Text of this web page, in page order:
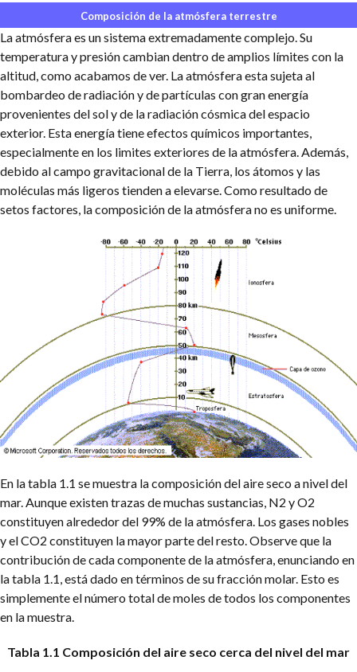
Composición de la atmósfera terrestre
La atmósfera es un sistema extremadamente complejo. Su
temperatura y presión cambian dentro de amplios límites con la
altitud, como acabamos de ver. La atmósfera esta sujeta al
bombardeo de radiación y de partículas con gran energía
provenientes del sol y de la radiación cósmica del espacio
exterior. Esta energía tiene efectos químicos importantes,
especialmente en los limites exteriores de la atmósfera. Además,
debido al campo gravitacional de la Tierra, los átomos y las
moléculas más ligeros tienden a elevarse. Como resultado de
setos factores, la composición de la atmósfera no es uniforme.
En la tabla 1.1 se muestra la composición del aire seco a nivel del
mar. Aunque existen trazas de muchas sustancias, N2 y O2
constituyen alrededor del 99% de la atmósfera. Los gases nobles
y el CO2 constituyen la mayor parte del resto. Observe que la
contribución de cada componente de la atmósfera, enunciando en
la tabla 1.1, está dado en términos de su fracción molar. Esto es
simplemente el número total de moles de todos los componentes
en la muestra.
Tabla 1.1 Composición del aire seco cerca del nivel del mar